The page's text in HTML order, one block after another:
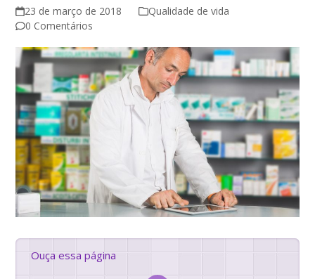
23 de março de 2018
Qualidade de vida
0 Comentários
Ouça essa página